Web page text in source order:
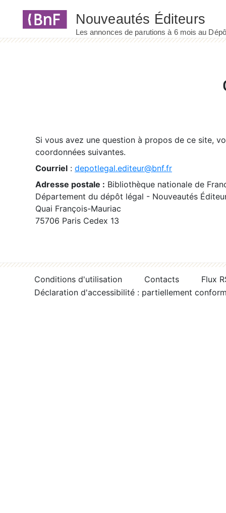
Si vous avez une question à propos de ce site,
coordonnées suivantes.
Courriel : depotlegal.editeur@bnf.fr
Adresse postale : Bibliothèque nationale de
Département du dépôt légal - Nouveautés
Quai François-Mauriac
75706 Paris Cedex 13
Conditions d'utilisation Contacts
Flux
Déclaration d'accessibilité : partiellement